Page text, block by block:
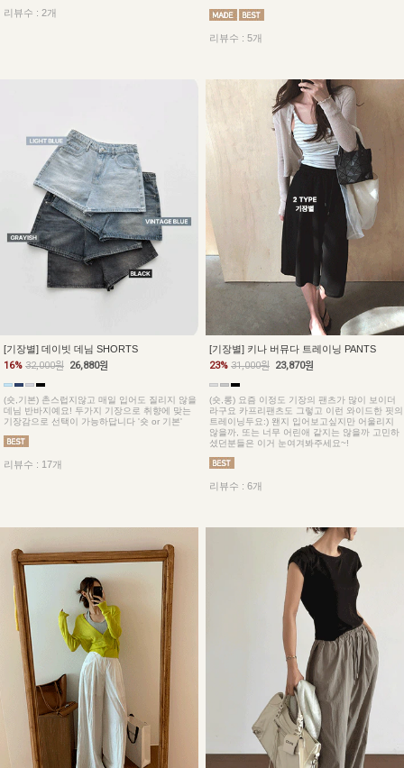
리뷰수 : 2개
리뷰수 : 5개
[기장별] 데이빗 데님 SHORTS
16% 32,000원 26,880원
(숏,기본) 촌스럽지않고 매일 입어도 질리지 않을
데님 반바지예요! 두가지 기장으로 취향에 맞는
기장감으로 선택이 가능하답니다 '숏 or 기본'
리뷰수 : 17개
[기장별] 키나 버뮤다 트레이닝 PANTS
23% 31,000원 23,870원
(숏,롱) 요즘 이정도 기장의 팬츠가 많이 보이더
라구요 카프리팬츠도 그렇고 이런 와이드한 핏의
트레이닝두요:) 왠지 입어보고싶지만 어울리지
않을까, 또는 너무 어린애 같지는 않을까 고민하
셨던분들은 이거 눈여겨봐주세요~!
리뷰수 : 6개